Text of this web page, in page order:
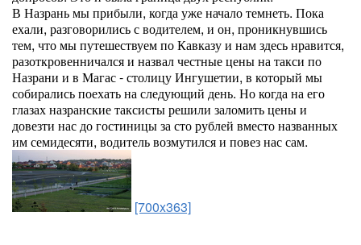
В Назрань мы прибыли, когда уже начало темнеть. Пока
ехали, разговорились с водителем, и он, проникнувшись
тем, что мы путешествуем по Кавказу и нам здесь нравится,
разоткровенничался и назвал честные цены на такси по
Назрани и в Магас - столицу Ингушетии, в который мы
собирались поехать на следующий день. Но когда на его
глазах назранские таксисты решили заломить цены и
довезти нас до гостиницы за сто рублей вместо названных
им семидесяти, водитель возмутился и повез нас сам.
[700x363]